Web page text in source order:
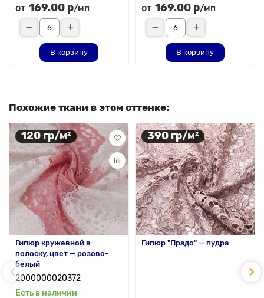
от 169.00 р/мп
В корзину
от 169.00 р/мп
В корзину
Похожие ткани в этом оттенке:
120 гр/м²
Гипюр кружевной в
полоску, цвет — розово-
белый
2000000020372
Есть в наличии
390 гр/м²
Гипюр "Прадо" — пудра